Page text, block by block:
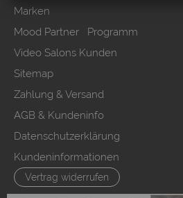
Marken
Mood Partner Programm
Video Salons Kunden
Sitemap
Zahlung & Versand
AGB & Kundeninfo
Datenschutzerklärung
Kundeninformationen
Vertrag widerrufen